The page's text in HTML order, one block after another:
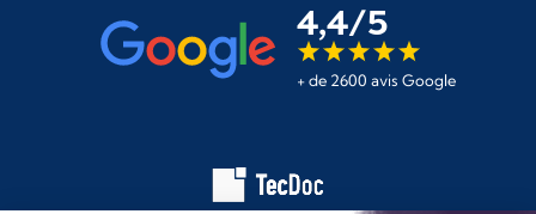
4,4/5
+ de 2600 avis Google